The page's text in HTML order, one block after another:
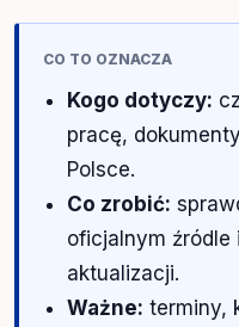
CO TO OZNACZA
Kogo dotyczy:
pracę,
Polsce.
Co zrobić:
oficjalnym źródle
aktualizacji.
Ważne: terminy,